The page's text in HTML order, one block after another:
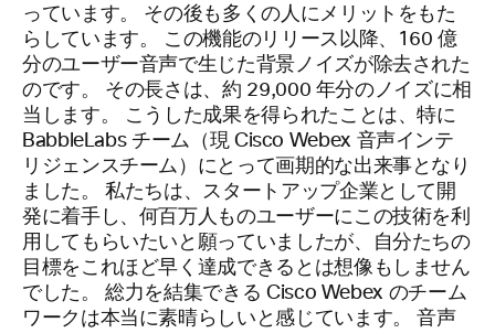
っています。 その後も多くの人にメリットをもた
らしています。 この機能のリリース以降、160 億
分のユーザー音声で生じた背景ノイズが除去された
のです。 その長さは、約 29,000 年分のノイズに相
当します。 こうした成果を得られたことは、特に
BabbleLabs チーム（現 Cisco Webex 音声インテ
リジェンスチーム）にとって画期的な出来事となり
ました。 私たちは、スタートアップ企業として開
発に着手し、何百万人ものユーザーにこの技術を利
用してもらいたいと願っていましたが、自分たちの
目標をこれほど早く達成できるとは想像もしません
でした。 総力を結集できる Cisco Webex のチーム
ワークは本当に素晴らしいと感じています。 音声